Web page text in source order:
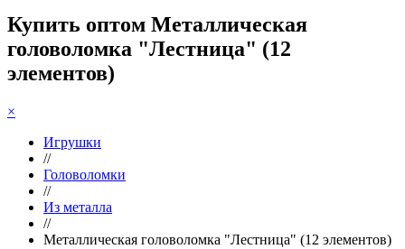
Купить оптом Металлическая
головоломка "Лестница" (12
элементов)
×
Игрушки
//
Головоломки
//
Из металла
//
Металлическая головоломка "Лестница" (12 элементов)